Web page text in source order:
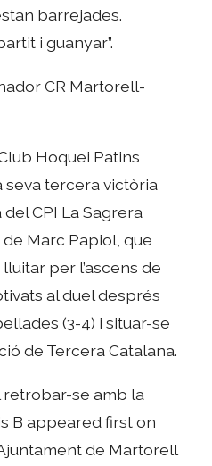
barrejades.
i guanyar”.
CR Martorell-
Hoquei Patins
seva tercera victòria
CPI La Sagrera
de Marc Papiol, que
per l’ascens de
al duel després
(3-4) i situar-se
de Tercera Catalana.
retrobar-se amb la
B appeared first on
de Martorell